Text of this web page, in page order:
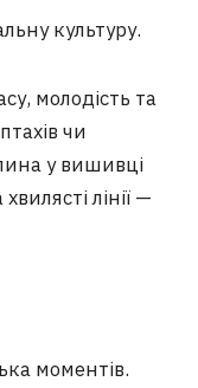
культуру.
молодість та
чи
у вишивці
лінії —
моментів.